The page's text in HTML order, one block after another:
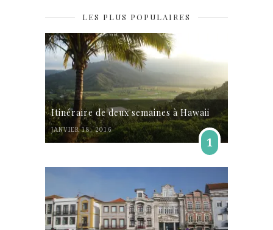
LES PLUS POPULAIRES
Itinéraire de deux semaines à Hawaii
JANVIER 18, 2016
1